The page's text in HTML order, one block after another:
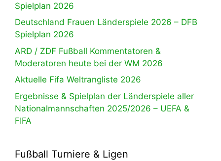
Spielplan 2026
Deutschland Frauen Länderspiele 2026 – DFB
Spielplan 2026
ARD / ZDF Fußball Kommentatoren &
Moderatoren heute bei der WM 2026
Aktuelle Fifa Weltrangliste 2026
Ergebnisse & Spielplan der Länderspiele aller
Nationalmannschaften 2025/2026 – UEFA &
FIFA
Fußball Turniere & Ligen